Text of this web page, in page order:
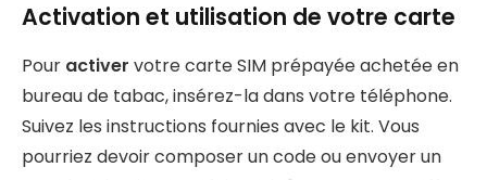
Activation et utilisation de votre carte
Pour activer votre carte SIM prépayée achetée en
bureau de tabac, insérez-la dans votre téléphone.
Suivez les instructions fournies avec le kit. Vous
pourriez devoir composer un code ou envoyer un